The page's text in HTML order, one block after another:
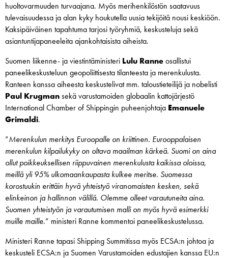
huoltovarmuuden turvaajana. Myös merihenkilöstön saatavuus
tulevaisuudessa ja alan kyky houkutella uusia tekijöitä nousi keskiöön.
Kaksipäiväinen tapahtuma tarjosi työryhmiä, keskusteluja sekä
asiantuntijapaneeleita ajankohtaisista aiheista.
Suomen liikenne- ja viestintäministeri Lulu Ranneosallistui
paneelikeskusteluun geopoliittisesta tilanteesta ja merenkulusta.
Ranteen kanssa aiheesta keskustelivat mm. taloustieteilijä ja nobelisti
Paul Krugmansekä varustamoiden globaalin kattojärjestö
International Chamber of Shippingin puheenjohtaja Emanuele
Grimaldi.
”Merenkulun merkitys Euroopalle on kriittinen. Eurooppalaisen
merenkulun kilpailukyky on oltava maailman kärkeä. Suomi on aina
ollut poikkeuksellisen riippuvainen merenkulusta kaikissa oloissa,
meillä yli 95% ulkomaankaupasta kulkee meritse. Suomessa
korostuukin erittäin hyvä yhteistyö viranomaisten kesken, sekä
elinkeinon ja hallinnon välillä. Olemme olleet varautuneita aina.
Suomen yhteistyön ja varautumisen malli on myös hyvä esimerkki
muille maille.” ministeri Ranne kommentoi paneelikeskustelussa.
Ministeri Ranne tapasi Shipping Summitissa myös ECSA:n johtoa ja
keskusteli ECSA:n ja Suomen Varustamoiden edustajien kanssa EU:n